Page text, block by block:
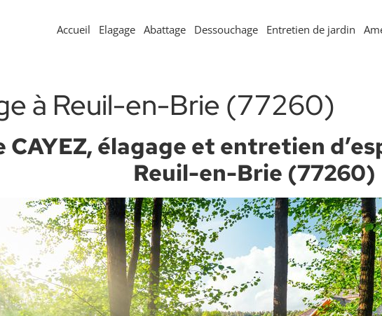
Accueil Elagage Abattage Dessouchage Entretien de jardin
à Reuil-en-Brie (77260)
CAYEZ, élagage et entretien
Reuil-en-Brie (77260)